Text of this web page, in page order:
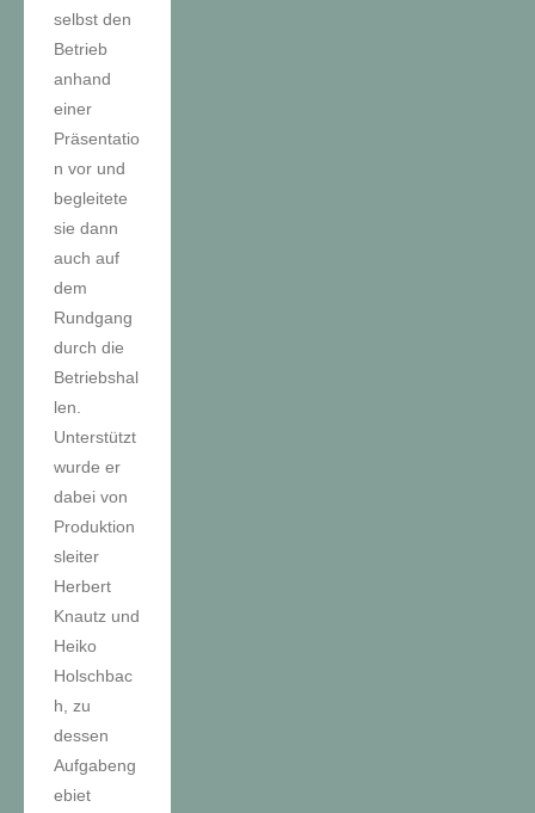
selbst den
Betrieb
anhand
einer
Präsentatio
n vor und
begleitete
sie dann
auch auf
dem
Rundgang
durch die
Betriebshal
len.
Unterstützt
wurde er
dabei von
Produktion
sleiter
Herbert
Knautz und
Heiko
Holschbac
h, zu
dessen
Aufgabeng
ebiet